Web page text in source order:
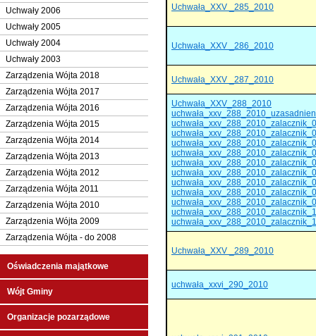
Uchwały 2006
Uchwały 2005
Uchwały 2004
Uchwały 2003
Zarządzenia Wójta 2018
Zarządzenia Wójta 2017
Zarządzenia Wójta 2016
Zarządzenia Wójta 2015
Zarządzenia Wójta 2014
Zarządzenia Wójta 2013
Zarządzenia Wójta 2012
Zarządzenia Wójta 2011
Zarządzenia Wójta 2010
Zarządzenia Wójta 2009
Zarządzenia Wójta - do 2008
Oświadczenia majątkowe
Wójt Gminy
Organizacje pozarządowe
Uchwała_XXV _285_2010
Uchwała_XXV _286_2010
Uchwała_XXV _287_2010
Uchwała_XXV_288_2010
Uchwała_XXV _289_2010
uchwała_xxvi_290_2010